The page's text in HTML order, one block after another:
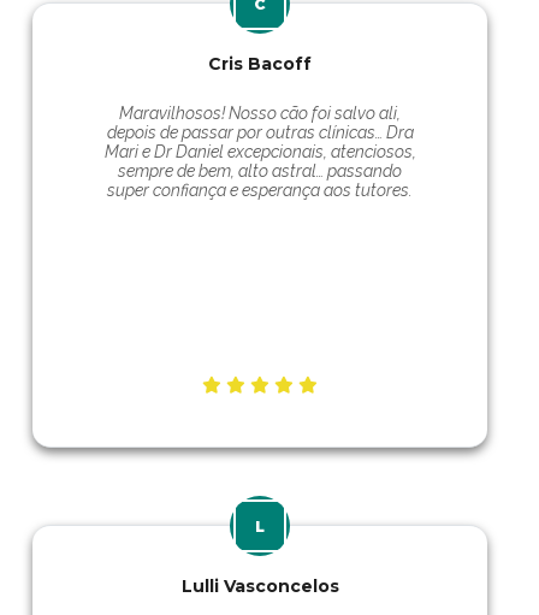
Cris Bacoff
Maravilhosos! Nosso cão foi salvo ali,
depois de passar por outras clínicas… Dra
Mari e Dr Daniel excepcionais, atenciosos,
sempre de bem, alto astral… passando
super confiança e esperança aos tutores.
Lulli Vasconcelos